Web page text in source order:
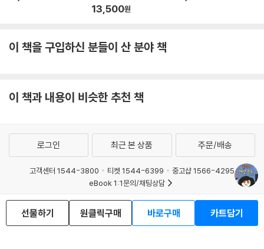
13,500원
이 책을 구입하신 분들이 산 분야 책
이 책과 내용이 비슷한 추천 책
선물하기 원클릭구매 바로구매 카트담기
로그인 최근 본 상품 주문/배송
고객센터 1544-3800 티켓 1544-6399
중고샵 1566-4295
eBook 1:1문의/채팅상담
예스이십사(주) 사업자 정보
이용약관
개인정보처리방침
청소년보호정책